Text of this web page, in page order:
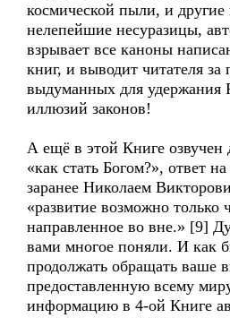
космической пыли, и
нелепейшие несуразицы,
взрывает все каноны
книг, и выводит читателя
выдуманных для удержания
иллюзий законов!
А ещё в этой Книге озвучен
«как стать Богом?», ответ
заранее Николаем
«развитие возможно только
направленное во вне.» [9]
вами многое поняли. И как
продолжать обращать ваше
предоставленную всему
информацию в 4-ой Книге